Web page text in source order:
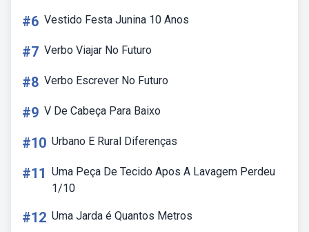
#6 Vestido Festa Junina 10 Anos
#7 Verbo Viajar No Futuro
#8 Verbo Escrever No Futuro
#9 V De Cabeça Para Baixo
#10 Urbano E Rural Diferenças
#11 Uma Peça De Tecido Apos A Lavagem Perdeu
1/10
#12 Uma Jarda é Quantos Metros